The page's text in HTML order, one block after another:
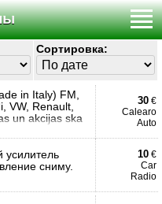
Сортировка:
in Italy) FM,
VW, Renault,
un akcijas ska
30 €
Calearo
Auto
усилитель
сниму.
10 €
Car
Radio